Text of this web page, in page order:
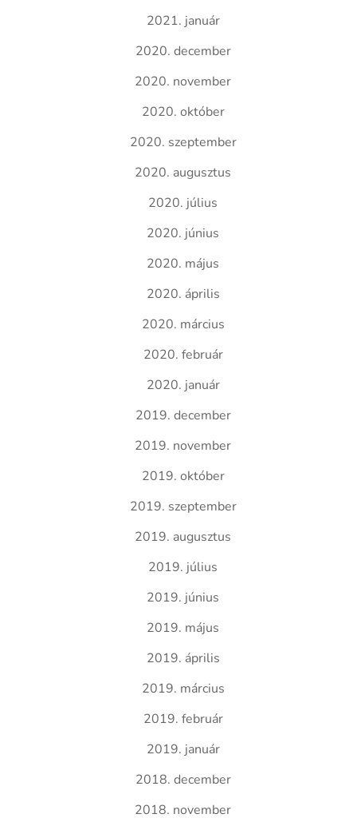
2021. január
2020. december
2020. november
2020. október
2020. szeptember
2020. augusztus
2020. július
2020. június
2020. május
2020. április
2020. március
2020. február
2020. január
2019. december
2019. november
2019. október
2019. szeptember
2019. augusztus
2019. július
2019. június
2019. május
2019. április
2019. március
2019. február
2019. január
2018. december
2018. november